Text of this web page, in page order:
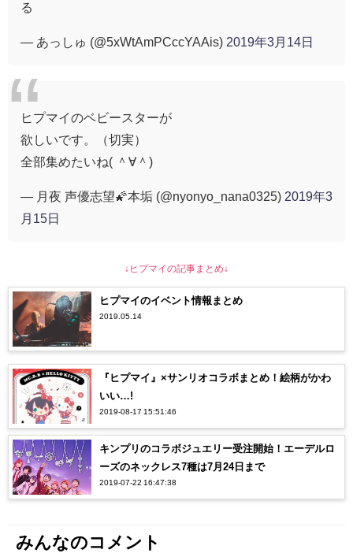
る
— あっしゅ (@5xWtAmPCccYAAis) 2019年3月14日
ヒプマイのベビースターが
欲しいです。（切実）
全部集めたいね( ＾∀＾)
— 月夜 声優志望🌠本垢 (@nyonyo_nana0325) 2019年3
月15日
↓ヒプマイの記事まとめ↓
ヒプマイのイベント情報まとめ
2019.05.14
『ヒプマイ』×サンリオコラボまとめ！絵柄がかわ
いい…!
2019-08-17 15:51:46
キンプリのコラボジュエリー受注開始！エーデルロ
ーズのネックレス7種は7月24日まで
2019-07-22 16:47:38
みんなのコメント